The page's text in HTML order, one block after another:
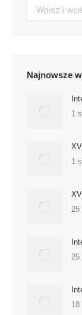
Najnowsze
1
1
25
25
18